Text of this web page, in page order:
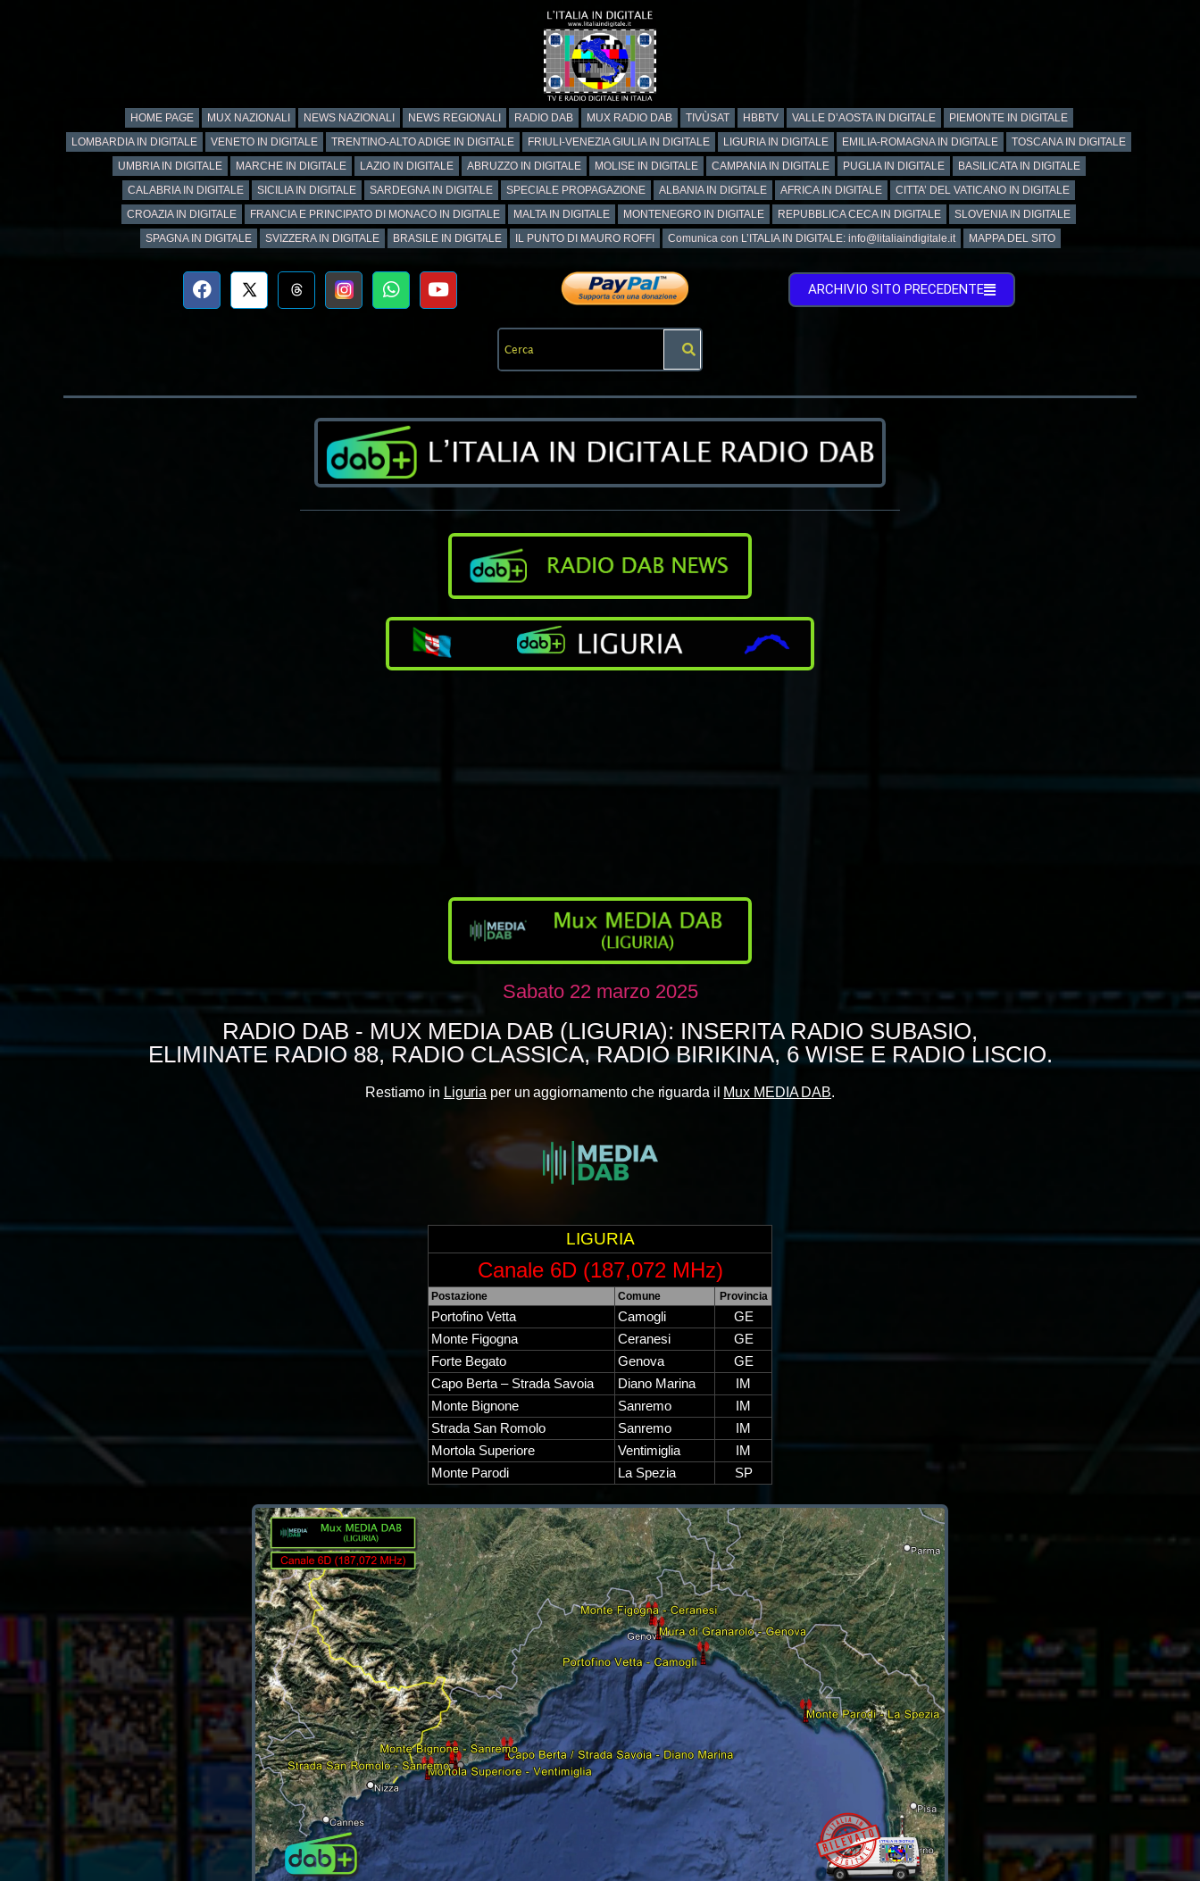
HOME PAGE MUX NAZIONALI NEWS NAZIONALI NEWS REGIONALI RADIO DAB MUX RADIO DAB TIVÙSAT HBBTV VALLE D’AOSTA IN DIGITALE
PIEMONTE IN DIGITALE
LOMBARDIA IN DIGITALE
VENETO IN DIGITALE TRENTINO-ALTO ADIGE IN DIGITALE FRIULI-VENEZIA GIULIA IN DIGITALE LIGURIA IN DIGITALE EMILIA-ROMAGNA IN DIGITALE
TOSCANA IN DIGITALE
UMBRIA IN DIGITALE
MARCHE IN DIGITALE LAZIO IN DIGITALE ABRUZZO IN DIGITALE MOLISE IN DIGITALE CAMPANIA IN DIGITALE PUGLIA IN DIGITALE
BASILICATA IN DIGITALE
CALABRIA IN DIGITALE
SICILIA IN DIGITALE SARDEGNA IN DIGITALE SPECIALE PROPAGAZIONE ALBANIA IN DIGITALE AFRICA IN DIGITALE
CITTA’ DEL VATICANO IN DIGITALE
CROAZIA IN DIGITALE
FRANCIA E PRINCIPATO DI MONACO IN DIGITALE MALTA IN DIGITALE MONTENEGRO IN DIGITALE REPUBBLICA CECA IN DIGITALE
SLOVENIA IN DIGITALE
SPAGNA IN DIGITALE
SVIZZERA IN DIGITALE BRASILE IN DIGITALE IL PUNTO DI MAURO ROFFI Comunica con L’ITALIA IN DIGITALE: info@litaliaindigitale.it MAPPA DEL SITO
ARCHIVIO SITO PRECEDENTE
Sabato 22 marzo 2025
RADIO DAB - MUX MEDIA DAB (LIGURIA): INSERITA RADIO SUBASIO,
ELIMINATE RADIO 88, RADIO CLASSICA, RADIO BIRIKINA, 6 WISE E RADIO LISCIO.
Restiamo in Liguria per un aggiornamento che riguarda il Mux MEDIA DAB.
LIGURIA
Canale 6D (187,072 MHz)
Postazione Comune Provincia
Portofino Vetta Camogli
GE
Monte Figogna
Ceranesi
GE
Forte Begato
Genova
GE
Capo Berta – Strada Savoia
Diano Marina
IM
Monte Bignone
Sanremo
IM
Strada San Romolo
Sanremo
IM
Mortola Superiore
Ventimiglia
IM
Monte Parodi
La Spezia SP